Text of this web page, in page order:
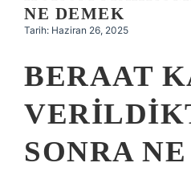
NE DEMEK
Tarih: Haziran 26, 2025
BERAAT
SONRA